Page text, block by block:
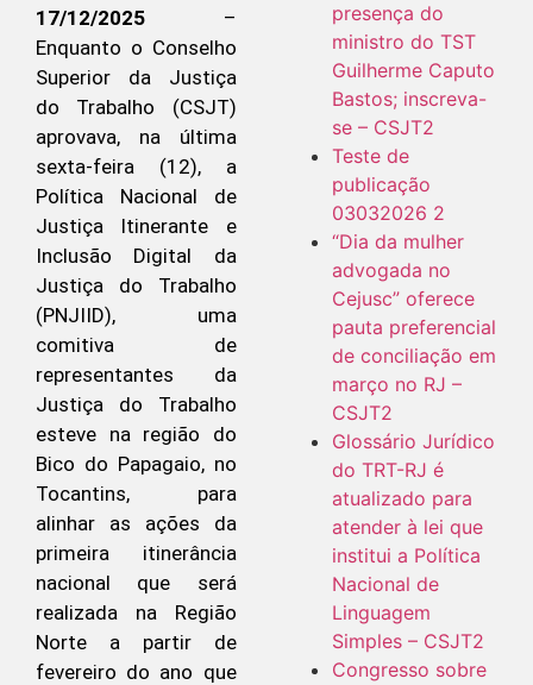
17/12/2025 –
Enquanto o Conselho
Superior da Justiça
do Trabalho (CSJT)
aprovava, na última
sexta-feira (12), a
Política Nacional de
Justiça Itinerante e
Inclusão Digital da
Justiça do Trabalho
(PNJIID), uma
comitiva de
representantes da
Justiça do Trabalho
esteve na região do
Bico do Papagaio, no
Tocantins, para
alinhar as ações da
primeira itinerância
nacional que será
realizada na Região
Norte a partir de
fevereiro do ano que
presença do
ministro do TST
Guilherme Caputo
Bastos; inscreva-
se – CSJT2
Teste de
publicação
03032026 2
“Dia da mulher
advogada no
Cejusc” oferece
pauta preferencial
de conciliação em
março no RJ –
CSJT2
Glossário Jurídico
do TRT-RJ é
atualizado para
atender à lei que
institui a Política
Nacional de
Linguagem
Simples – CSJT2
Congresso sobre